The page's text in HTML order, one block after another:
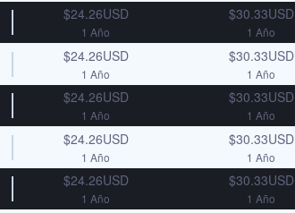
$24.26USD
1 Año
$30.33USD
1 Año
$24.26USD
1 Año
$30.33USD
1 Año
$24.26USD
1 Año
$30.33USD
1 Año
$24.26USD
1 Año
$30.33USD
1 Año
$24.26USD
1 Año
$30.33USD
1 Año